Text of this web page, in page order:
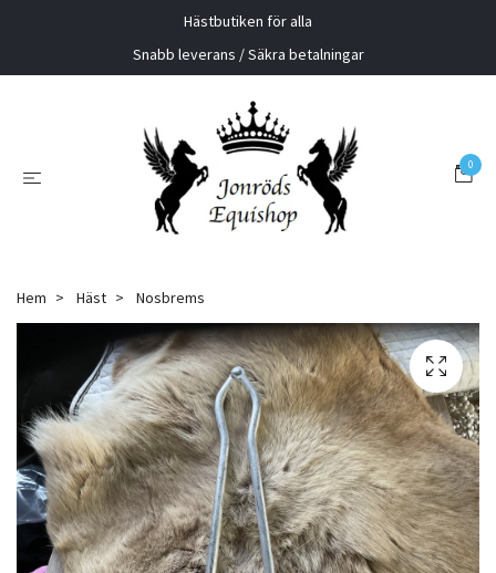
Hästbutiken för alla
Snabb leverans / Säkra betalningar
0
Hem Häst Nosbrems